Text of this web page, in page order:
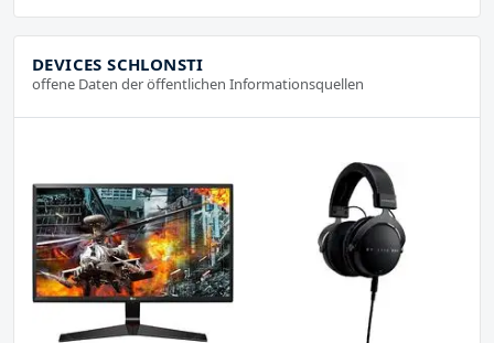
DEVICES SCHLONSTI
offene Daten der öffentlichen Informationsquellen